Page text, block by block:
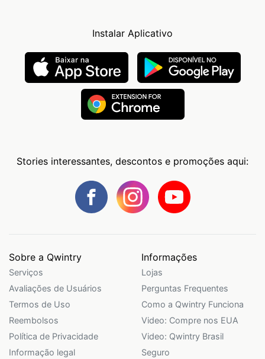
Instalar Aplicativo
Stories interessantes, descontos e promoções aqui:
Sobre a Qwintry
Serviços
Avaliações de Usuários
Termos de Uso
Reembolsos
Política de Privacidade
Informação legal
Informações
Lojas
Perguntas Frequentes
Como a Qwintry Funciona
Video: Compre nos EUA
Video: Qwintry Brasil
Seguro